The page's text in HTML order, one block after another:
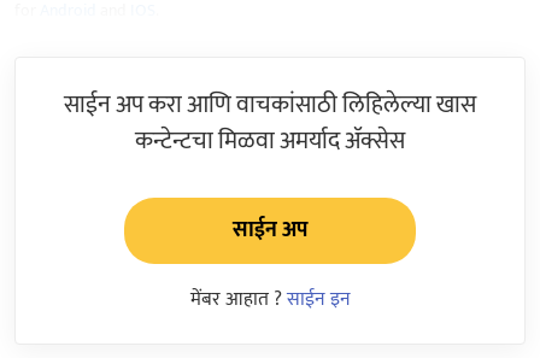
साईन अप करा आणि वाचकांसाठी लिहिलेल्या खास
कन्टेन्टचा मिळवा अमर्याद ॲक्सेस
साईन अप
मेंबर आहात ?साईन इन